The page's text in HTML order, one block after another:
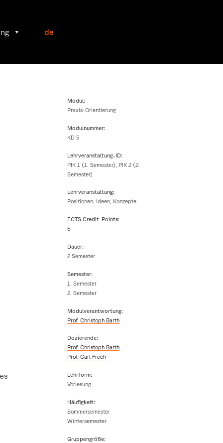
de
Modul:
Praxis-Orientierung
Modulnummer:
KD 5
Lehrveranstaltung-ID:
PIK 1 (1. Semester), PIK 2 (2.
Semester)
Lehrveranstaltung:
Positionen, Ideen, Konzepte
ECTS Credit-Points:
6
Dauer:
2 Semester
Semester:
1. Semester
2. Semester
Modulverantwortung:
Prof. Christoph Barth
Dozierende:
Prof. Christoph Barth
Prof. Carl Frech
Lehrform:
Vorlesung
Häufigkeit:
Sommersemester
Wintersemester
Gruppengröße: